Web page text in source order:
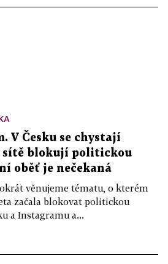
V Česku se chystají
sítě blokují politickou
oběť je nečekaná
věnujeme tématu, o kterém
začala blokovat politickou
a Instagramu a...